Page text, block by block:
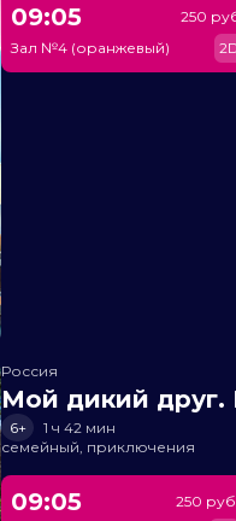
09:05
Зал №4 (оранжевый)
250
Россия
Мой дикий
6+
1 ч 42 мин
семейный, приключения
09:05
250 руб.